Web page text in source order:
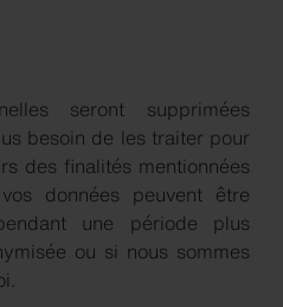
seront supprimées
besoin de les traiter pour
des finalités mentionnées
données peuvent être
une période plus
ou si nous sommes